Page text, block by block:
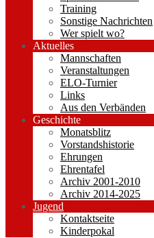
Training
Sonstige Nachrichten
Wer spielt wo?
Aktuelles
Mannschaften
Veranstaltungen
ELO-Turnier
Links
Aus den Verbänden
Geschichte
Monatsblitz
Vorstandshistorie
Ehrungen
Ehrentafel
Archiv 2001-2010
Archiv 2014-2025
Jugend
Kontaktseite
Kinderpokal